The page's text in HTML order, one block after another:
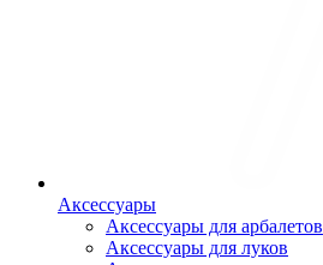
Аксессуары
Аксессуары для арбалетов
Аксессуары для луков